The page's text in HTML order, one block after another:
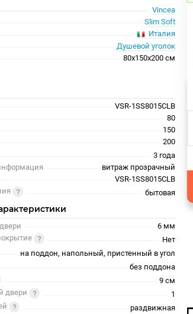
Vincea
Slim Soft
Италия
Душевой уголок
80x150x200 см
VSR-1SS8015CLB
80
150
200
3 года
витраж прозрачный
VSR-1SS8015CLB
бытовая
6 мм
Нет
на поддон, напольный, пристенный в угол
без поддона
9 см
двери
1
раздвижная